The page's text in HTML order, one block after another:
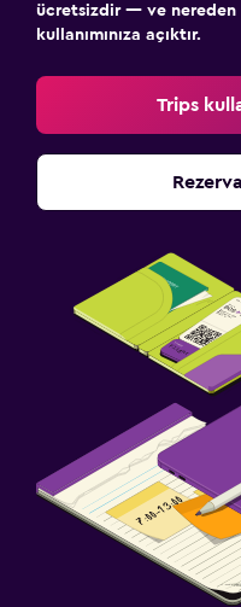
ücretsizdir — ve nereden
kullanımınıza açıktır.
Trips